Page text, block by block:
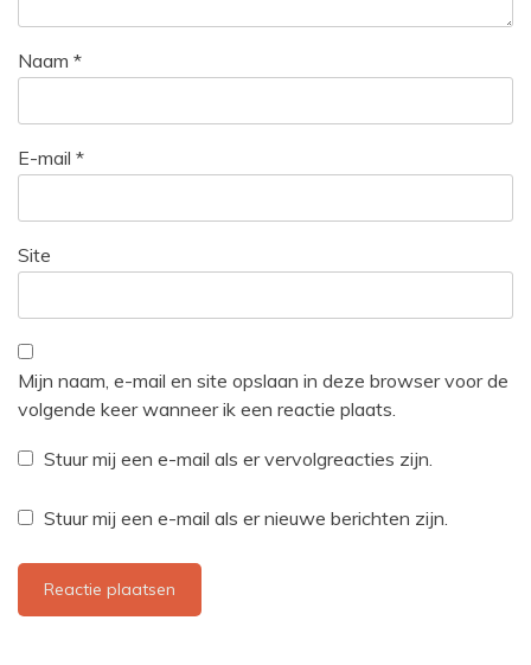
Naam *
E-mail *
Site
Mijn naam, e-mail en site opslaan in deze browser voor de
volgende keer wanneer ik een reactie plaats.
Stuur mij een e-mail als er vervolgreacties zijn.
Stuur mij een e-mail als er nieuwe berichten zijn.